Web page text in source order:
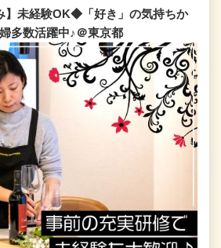
】未経験OK◆「好き」の気持ちか
多数活躍中♪＠東京都